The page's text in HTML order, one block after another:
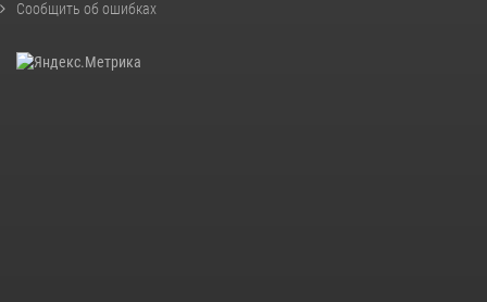
Сообщить об ошибках